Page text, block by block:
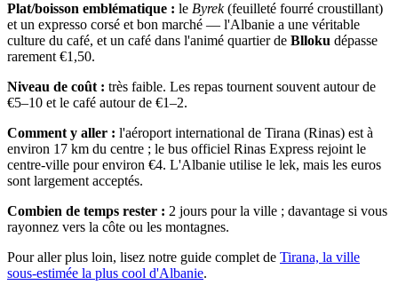
Plat/boisson emblématique : le Byrek(feuilleté fourré croustillant)
et un expresso corsé et bon marché — l'Albanie a une véritable
culture du café, et un café dans l'animé quartier de Blloku dépasse
rarement €1,50.
Niveau de coût : très faible. Les repas tournent souvent autour de
€5–10 et le café autour de €1–2.
Comment y aller : l'aéroport international de Tirana (Rinas) est à
environ 17 km du centre ; le bus officiel Rinas Express rejoint le
centre-ville pour environ €4. L'Albanie utilise le lek, mais les euros
sont largement acceptés.
Combien de temps rester : 2 jours pour la ville ; davantage si vous
rayonnez vers la côte ou les montagnes.
Pour aller plus loin, lisez notre guide complet de Tirana, la ville
sous-estimée la plus cool d'Albanie.